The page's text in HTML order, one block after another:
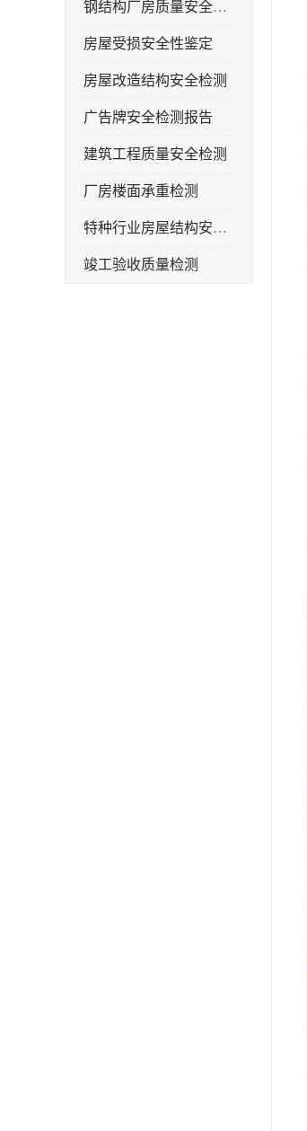
钢结构厂房质量安全检测
房屋受损安全性鉴定
房屋改造结构安全检测
广告牌安全检测报告
建筑工程质量安全检测
厂房楼面承重检测
特种行业房屋结构安全检测报告
竣工验收质量检测